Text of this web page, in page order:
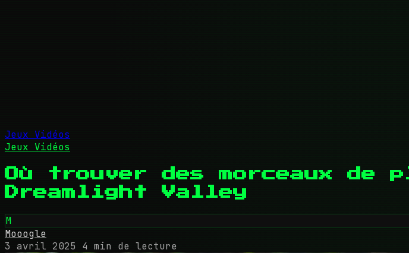
Jeux Vidéos
Jeux Vidéos
Où trouver des morceaux de
Dreamlight Valley
M
Mooogle
3 avril 2025
4 min de lecture